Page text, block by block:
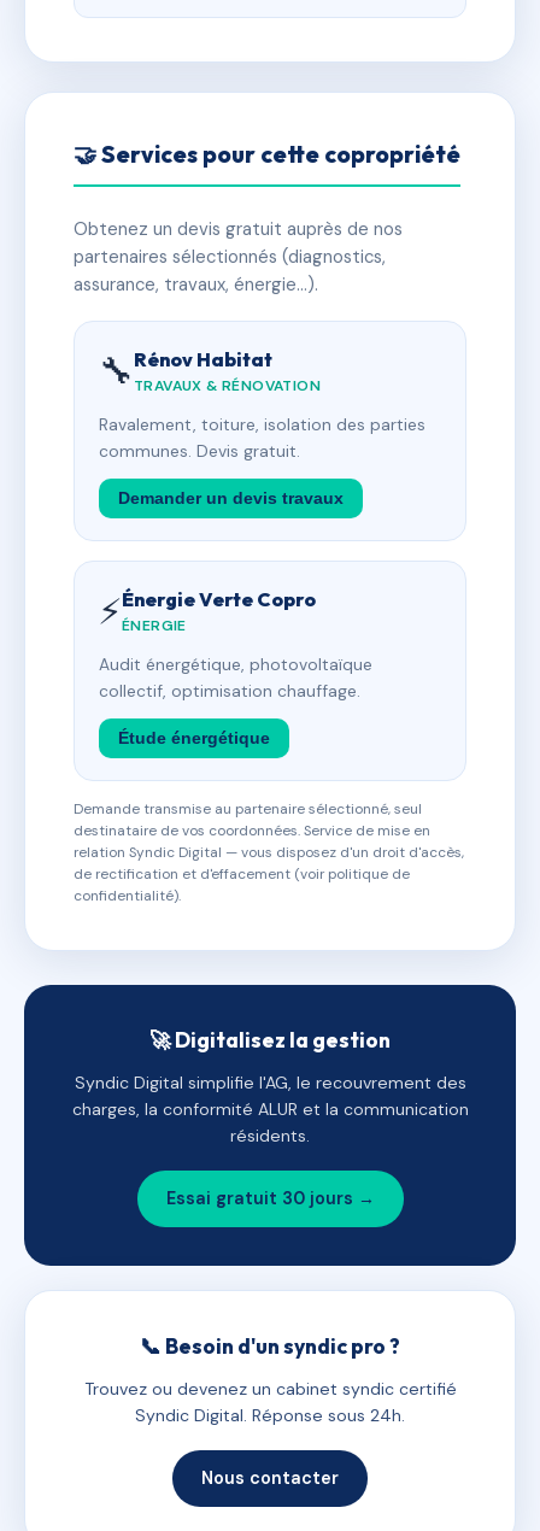
🤝 Services pour cette copropriété
Obtenez un devis gratuit auprès de nos
partenaires sélectionnés (diagnostics,
assurance, travaux, énergie…).
🔧 Rénov Habitat
TRAVAUX & RÉNOVATION
Ravalement, toiture, isolation des parties
communes. Devis gratuit.
Demander un devis travaux
⚡Énergie Verte Copro
ÉNERGIE
Audit énergétique, photovoltaïque
collectif, optimisation chauffage.
Étude énergétique
Demande transmise au partenaire sélectionné, seul
destinataire de vos coordonnées. Service de mise en
relation Syndic Digital — vous disposez d'un droit d'accès,
de rectification et d'effacement (voir politique de
confidentialité).
🚀 Digitalisez la gestion
Syndic Digital simplifie l'AG, le recouvrement des
charges, la conformité ALUR et la communication
résidents.
Essai gratuit 30 jours →
📞 Besoin d'un syndic pro ?
Trouvez ou devenez un cabinet syndic certifié
Syndic Digital. Réponse sous 24h.
Nous contacter